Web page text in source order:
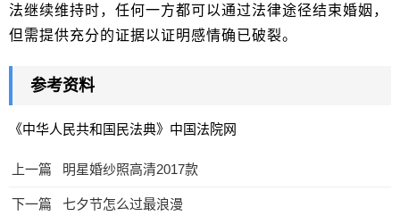
法继续维持时，任何一方都可以通过法律途径结束婚姻，
但需提供充分的证据以证明感情确已破裂。
参考资料
《中华人民共和国民法典》中国法院网
上一篇 明星婚纱照高清2017款
下一篇 七夕节怎么过最浪漫